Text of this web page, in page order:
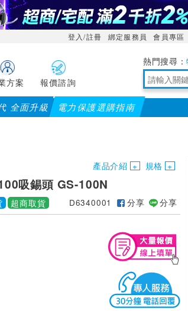
登入/註冊 綁定服務員 會員專區
方案 報價諮詢
境量測 明
全面升級 電力保護選購指南【PX大通】
產品介紹 規格
吸錫頭 GS-100N
超商取貨 D6340001 分享 分享